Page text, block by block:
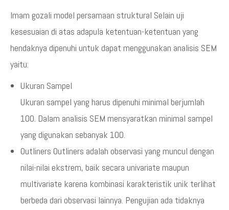
Imam gozali model persamaan struktural Selain uji
kesesuaian di atas adapula ketentuan-ketentuan yang
hendaknya dipenuhi untuk dapat menggunakan analisis SEM
yaitu:
Ukuran Sampel
Ukuran sampel yang harus dipenuhi minimal berjumlah
100. Dalam analisis SEM mensyaratkan minimal sampel
yang digunakan sebanyak 100.
Outliners Outliners adalah observasi yang muncul dengan
nilai-nilai ekstrem, baik secara univariate maupun
multivariate karena kombinasi karakteristik unik terlihat
berbeda dari observasi lainnya. Pengujian ada tidaknya